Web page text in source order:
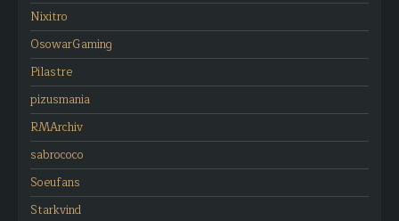
Nixitro
OsowarGaming
Pilastre
pizusmania
RMArchiv
sabrococo
Soeufans
Starkvind